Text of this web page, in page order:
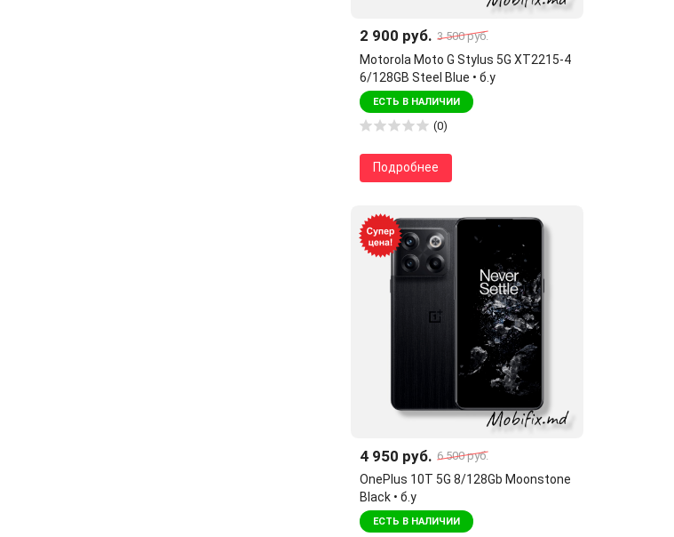
2 900 руб. 3 500 руб.
Motorola Moto G Stylus 5G XT2215-4
6/128GB Steel Blue • б.у
ЕСТЬ В НАЛИЧИИ
(0)
Подробнее
4 950 руб. 6 500 руб.
OnePlus 10T 5G 8/128Gb Moonstone
Black • б.у
ЕСТЬ В НАЛИЧИИ